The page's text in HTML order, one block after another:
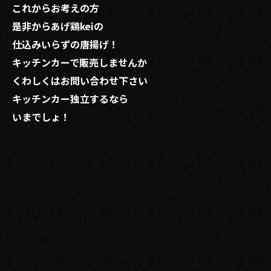
これからお考えの方
是非からあげ鶏keiの
仕込みいらずの唐揚げ！
キッチンカーで販売しませんか
くわしくはお問い合わせ下さい
キッチンカー独立するなら
いまでしょ！